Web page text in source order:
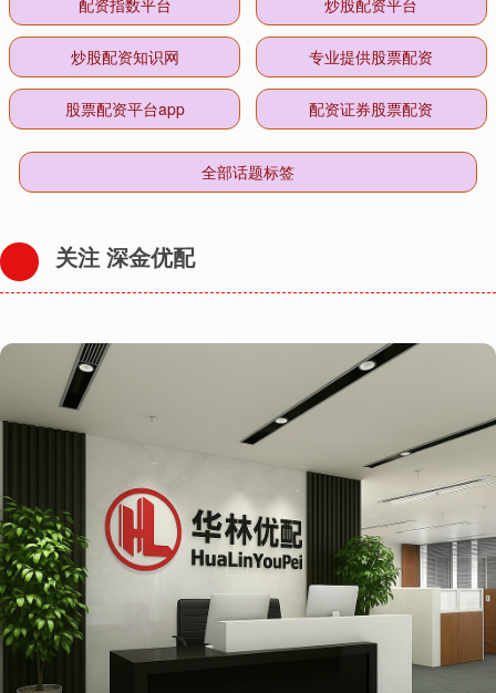
配资指数平台 炒股配资平台
炒股配资知识网 专业提供股票配资
股票配资平台app 配资证券股票配资
全部话题标签
关注 深金优配